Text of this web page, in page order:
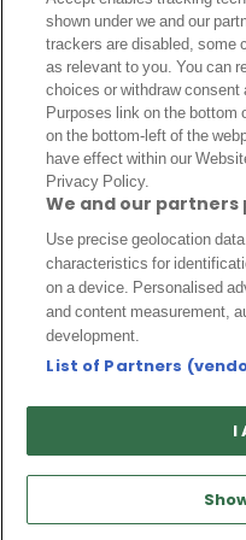
Politique de cookies
Qui sommes-nous ?
Auteurs
Politique éditoriale
Notice Légale
Politique de confidentialité
Contactez-nous
Archive
© Transfert Foot
shown under we and our
trackers are disabled, some
as relevant to you. You can
choices or withdraw
Purposes link on the bottom
on the bottom-left of the
have effect within our
Privacy Policy.
We and our
Use precise geolocation
characteristics for
on a device. Personalised
and content measurement,
development.
List of Partners
I